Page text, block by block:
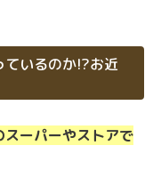
ているのか!?お近
ーパーやストアで